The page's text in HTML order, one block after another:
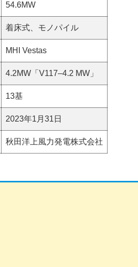
54.6MW
着床式、モノパイル
MHI Vestas
4.2MW「V117–4.2 MW」
13基
2023年1月31日
秋田洋上風力発電株式会社